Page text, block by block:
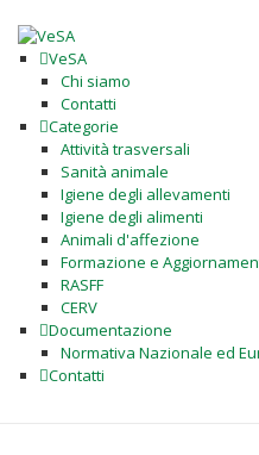
VeSA
Chi siamo
Contatti
Categorie
Attività trasversali
Sanità animale
Igiene degli allevamenti
Igiene degli alimenti
Animali d'affezione
Formazione e
RASFF
CERV
Documentazione
Normativa Nazionale ed
Contatti